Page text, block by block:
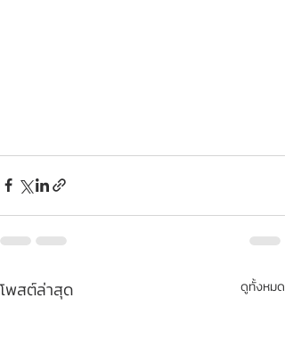
โพสต์ล่าสุด ดูทั้งหมด